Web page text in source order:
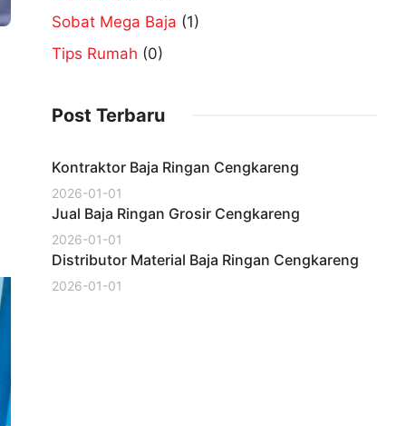
Sobat Mega Baja (1)
Tips Rumah (0)
Post Terbaru
Kontraktor Baja Ringan Cengkareng
2026-01-01
Jual Baja Ringan Grosir Cengkareng
2026-01-01
Distributor Material Baja Ringan Cengkareng
2026-01-01